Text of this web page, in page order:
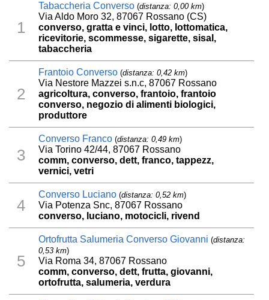
1
Tabaccheria Converso (distanza: 0,00 km)
Via Aldo Moro 32, 87067 Rossano (CS)
converso, gratta e vinci, lotto, lottomatica,
ricevitorie, scommesse, sigarette, sisal,
tabaccheria
2
Frantoio Converso (distanza: 0,42 km)
Via Nestore Mazzei s.n.c, 87067 Rossano
agricoltura, converso, frantoio, frantoio
converso, negozio di alimenti biologici,
produttore
3
Converso Franco (distanza: 0,49 km)
Via Torino 42/44, 87067 Rossano
comm, converso, dett, franco, tappezz,
vernici, vetri
4
Converso Luciano (distanza: 0,52 km)
Via Potenza Snc, 87067 Rossano
converso, luciano, motocicli, rivend
5
Ortofrutta Salumeria Converso Giovanni (distanza:
0,53 km)
Via Roma 34, 87067 Rossano
comm, converso, dett, frutta, giovanni,
ortofrutta, salumeria, verdura